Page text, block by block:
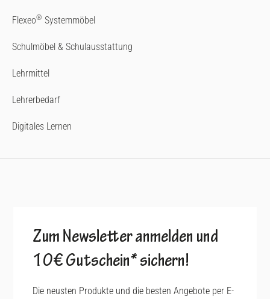
Flexeo® Systemmöbel
Schulmöbel & Schulausstattung
Lehrmittel
Lehrerbedarf
Digitales Lernen
Zum Newsletter anmelden und
10€ Gutschein* sichern!
Die neusten Produkte und die besten Angebote per E-